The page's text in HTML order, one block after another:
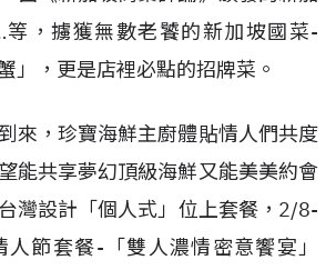
，擄獲無數老饕的新加坡國菜-
」，更是店裡必點的招牌菜。
來，珍寶海鮮主廚體貼情人們共度
能共享夢幻頂級海鮮又能美美約會
灣設計「個人式」位上套餐，2/8-
節套餐-「雙人濃情密意饗宴」